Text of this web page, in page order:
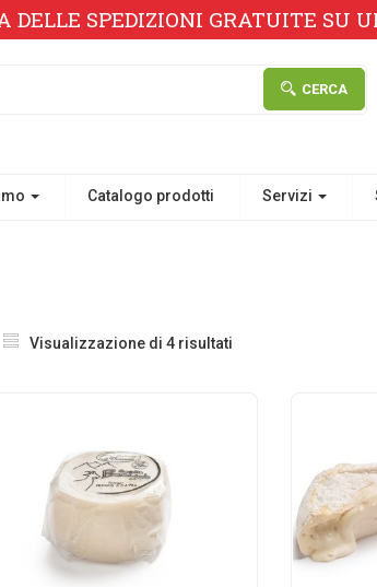
DELLE SPEDIZIONI GRATUITE SU
CERCA
Catalogo prodotti Servizi
Visualizzazione di 4 risultati